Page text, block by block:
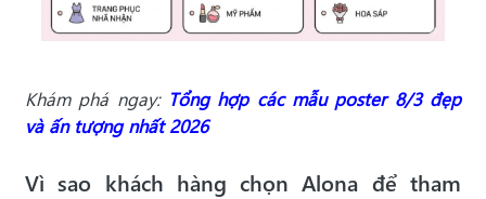
Khám phá ngay: Tổng hợp các mẫu poster 8/3 đẹp
và ấn tượng nhất 2026
Vì sao khách hàng chọn Alona để tham